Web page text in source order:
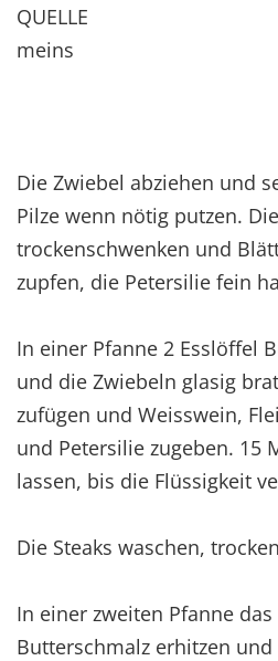
QUELLE
meins
Die Zwiebel abziehen und
Pilze wenn nötig putzen.
trockenschwenken und
zupfen, die Petersilie fein
In einer Pfanne 2 Esslöffel
und die Zwiebeln glasig
zufügen und Weisswein,
und Petersilie zugeben. 15
lassen, bis die Flüssigkeit
Die Steaks waschen,
In einer zweiten Pfanne
Butterschmalz erhitzen und